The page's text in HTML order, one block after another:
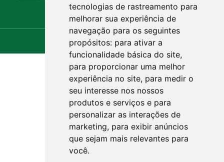
tecnologias de rastreamento para
melhorar sua experiência de
navegação para os seguintes
propósitos: para ativar a
funcionalidade básica do site,
para proporcionar uma melhor
experiência no site, para medir o
seu interesse nos nossos
produtos e serviços e para
personalizar as interações de
marketing, para exibir anúncios
que sejam mais relevantes para
você.
Webmail.rs.gov.br Webmail.com.br